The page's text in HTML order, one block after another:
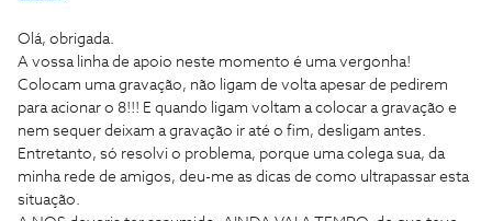
Olá, obrigada.
A vossa linha de apoio neste momento é uma vergonha!
Colocam uma gravação, não ligam de volta apesar de pedirem
para acionar o 8!!! E quando ligam voltam a colocar a gravação e
nem sequer deixam a gravação ir até o fim, desligam antes.
Entretanto, só resolvi o problema, porque uma colega sua, da
minha rede de amigos, deu-me as dicas de como ultrapassar esta
situação.